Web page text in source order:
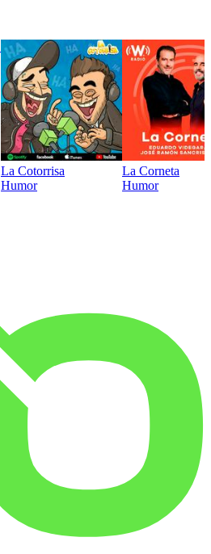
La Cotorrisa
Humor
La Corneta
Humor